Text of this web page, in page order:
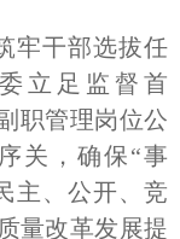
牢干部选拔任
立足监督首
职管理岗位公
关，确保“事
主、公开、竞
量改革发展提